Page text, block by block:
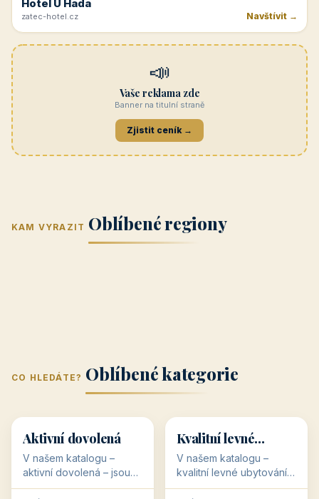
Hotel U Hada
zatec-hotel.cz Navštívit →
📣
Vaše reklama zde
Banner na titulní straně
Zjistit ceník →
KAM VYRAZIT Oblíbené regiony
(Jihomoravský
kraj)
kraj)
Zlínský kraj Žilinský
Karlovarský
Střední Čechy
(Středočeský
CO HLEDÁTE? Oblíbené kategorie
🥾 36 objektů
Aktivní dovolená
V našem katalogu –
aktivní dovolená – jsou
pro Vás připraveny
💰
💰
34 objektů
Kvalitní levné
ubytování
V našem katalogu –
kvalitní levné ubytování –
jsou pro Vás připraveny